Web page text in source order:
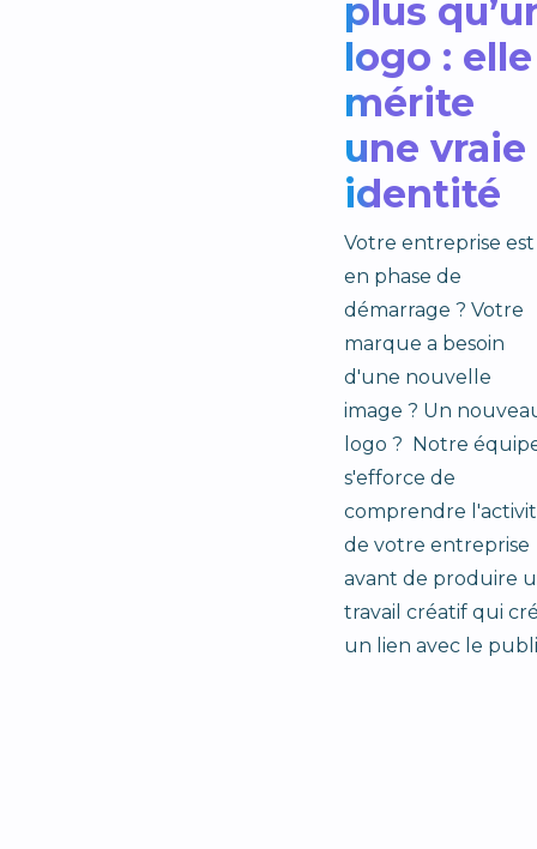
plus
logo : elle
mérite
une vraie
identité
Votre entreprise est
en phase de
démarrage ? Votre
marque a besoin
d'une nouvelle
image ? Un
logo ? Notre
s'efforce de
comprendre
de votre entreprise
avant de produire
travail créatif qui
un lien avec le